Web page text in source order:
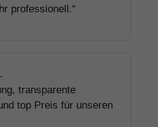
professionell.“
transparente
top Preis für unseren